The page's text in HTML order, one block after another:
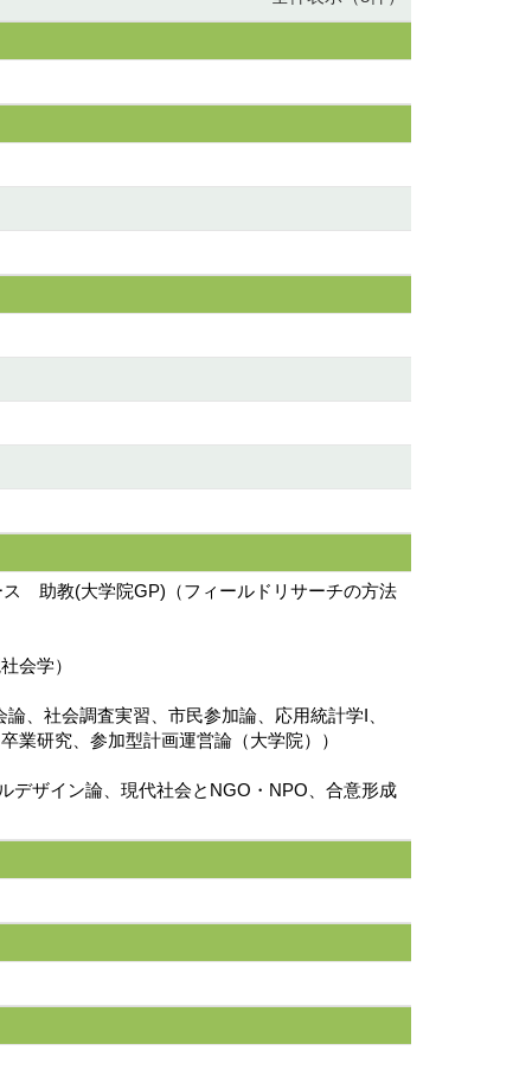
助教(大学院GP)（フィールドリサーチの方法
会学）
、社会調査実習、市民参加論、応用統計学I、
業研究、参加型計画運営論（大学院））
ザイン論、現代社会とNGO・NPO、合意形成